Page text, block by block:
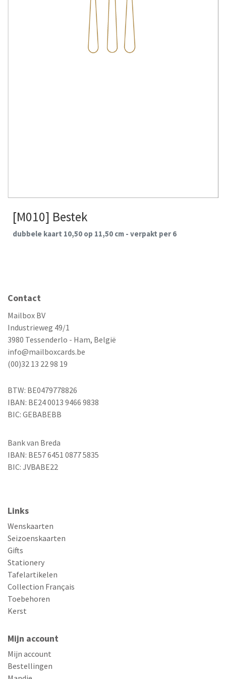
[M010] Bestek
dubbele kaart 10,50 op 11,50 cm - verpakt per 6
Contact
Mailbox BV
Industrieweg 49/1
3980 Tessenderlo - Ham, België
info@mailboxcards.be
(00)32 13 22 98 19
BTW: BE0479778826
IBAN: BE24 0013 9466 9838
BIC: GEBABEBB
Bank van Breda
IBAN: BE57 6451 0877 5835
BIC: JVBABE22
Links
Wenskaarten
Seizoenskaarten
Gifts
Stationery
Tafelartikelen
Collection Français
Toebehoren
Kerst
Mijn account
Mijn account
Bestellingen